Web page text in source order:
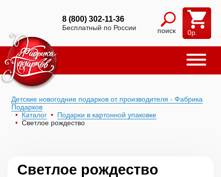
8 (800) 302-11-36
Бесплатный по России поиск 0р.
Детские новогодние подарков от производителя - Фабрика
Подарков
Каталог
Подарки в картонной упаковке
Светлое рождество
Светлое рождество